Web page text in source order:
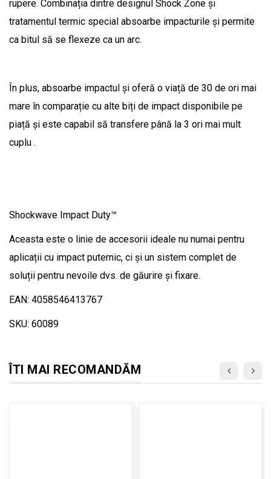
rupere. Combinația dintre designul Shock Zone și
tratamentul termic special absoarbe impacturile și permite
ca bitul să se flexeze ca un arc.
În plus, absoarbe impactul și oferă o viață de 30 de ori mai
mare în comparație cu alte biți de impact disponibile pe
piață și este capabil să transfere până la 3 ori mai mult
cuplu .
Shockwave Impact Duty™
Aceasta este o linie de accesorii ideale nu numai pentru
aplicații cu impact puternic, ci și un sistem complet de
soluții pentru nevoile dvs. de găurire și fixare.
EAN: 4058546413767
SKU: 60089
ÎTI MAI RECOMANDĂM